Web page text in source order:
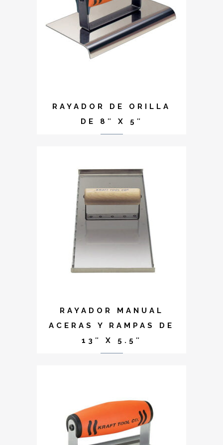
RAYADOR DE ORILLA
DE 8″ X 5″
RAYADOR MANUAL
ACERAS Y RAMPAS DE
13″ X 5.5″